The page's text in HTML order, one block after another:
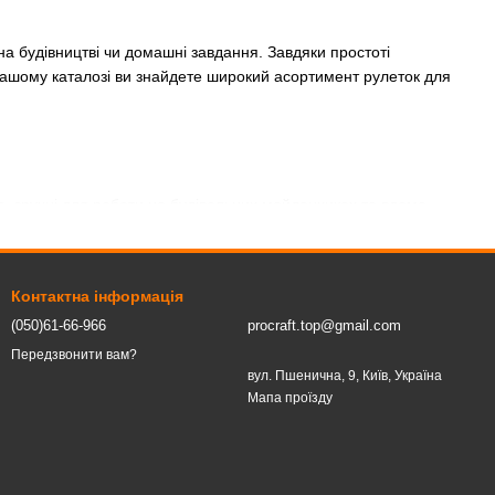
чи домашні завдання. Завдяки простоті
каталозі ви знайдете широкий асортимент рулеток для
точності та зручності.
підходять для більшості побутових завдань, тоді як
Контактна інформація
(050)61-66-966
Передзвонити вам?
procraft.top@gmail.com
вул. Пшенична, 9, Київ, Україна
Мапа проїзду